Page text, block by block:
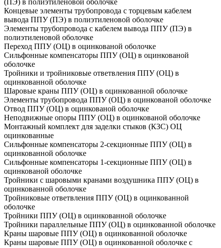
(ПЭ) в полиэтиленовой оболочке
Концевые элементы трубопровода с торцевым кабелем
вывода ППУ (ПЭ) в полиэтиленовой оболочке
Элементы трубопровода с кабелем вывода ППУ (ПЭ) в
полиэтиленовой оболочке
Переход ППУ (ОЦ) в оцинкованой оболочке
Сильфонные компенсаторы ППУ (ОЦ) в оцинкованой
оболочке
Тройники и тройниковые ответвления ППУ (ОЦ) в
оцинкованной оболочке
Шаровые краны ППУ (ОЦ) в оцинкованной оболочке
Элементы трубопровода ППУ (ОЦ) в оцинкованой оболочке
Отвод ППУ (ОЦ) в оцинкованой оболочке
Неподвижные опоры ППУ (ОЦ) в оцинкованой оболочке
Монтажный комплект для заделки стыков (КЗС) ОЦ
оцинкованные
Сильфонные компенсаторы 2-секционные ППУ (ОЦ) в
оцинкованной оболочке
Сильфонные компенсаторы 1-секционные ППУ (ОЦ) в
оцинкованой оболочке
Тройники с шаровыми кранами воздушника ППУ (ОЦ) в
оцинкованной оболочке
Тройниковые ответвления ППУ (ОЦ) в оцинкованной
оболочке
Тройники ППУ (ОЦ) в оцинкованной оболочке
Тройники параллельные ППУ (ОЦ) в оцинкованной оболочке
Краны шаровые ППУ (ОЦ) в оцинкованной оболочке
Краны шаровые ППУ (ОЦ) в оцинкованной оболочке с